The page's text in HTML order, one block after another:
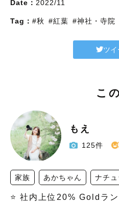
Date： 2022/11
Tag： #秋 #紅葉 #神社・寺院
ツイ
こ
もえ
125件
家族 あかちゃん ナチ
⭐️ 社内上位20% Goldラ